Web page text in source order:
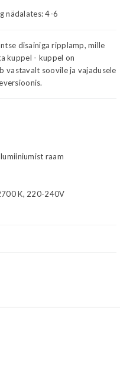
nädalates:4-6
disainiga ripplamp, mille
kuppel - kuppel on
vastavalt soovile ja vajadusele
raam
K, 220-240V